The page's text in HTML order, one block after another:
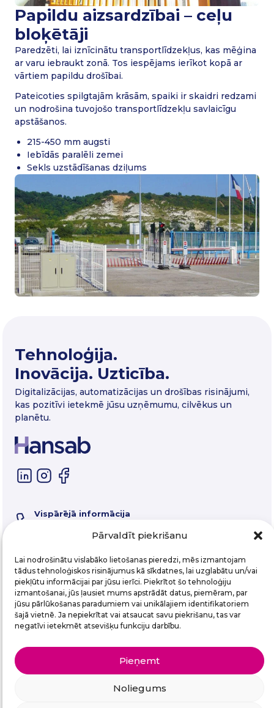
Pārvaldīt piekrišanu
Lai nodrošinātu vislabāko lietošanas pieredzi, mēs izmantojam
tādus tehnoloģiskos risinājumus kā sīkdatnes, lai uzglabātu un/vai
piekļūtu informācijai par jūsu ierīci. Piekrītot šo tehnoloģiju
izmantošanai, jūs ļausiet mums apstrādāt datus, piemēram, par
jūsu pārlūkošanas paradumiem vai unikālajiem identifikatoriem
šajā vietnē. Ja nepiekrītat vai atsaucat savu piekrišanu, tas var
negatīvi ietekmēt atsevišķu funkciju darbību.
Pieņemt
Noliegums
Papildu aizsardzībai – ceļu
bloķētāji
Paredzēti, lai iznīcinātu transportlīdzekļus, kas mēģina
ar varu iebraukt zonā. Tos iespējams ierīkot kopā ar
vārtiem papildu drošībai.
Pateicoties spilgtajām krāsām, spaiki ir skaidri redzami
un nodrošina tuvojošo transportlīdzekļu savlaicīgu
apstāšanos.
215-450 mm augsti
Iebīdās paralēli zemei
Sekls uzstādīšanas dziļums
Tehnoloģija.
Inovācija. Uzticība.
Digitalizācijas, automatizācijas un drošības risinājumi,
kas pozitīvi ietekmē jūsu uzņēmumu, cilvēkus un
planētu.
Vispārējā informācija
Servisa tālrunis
E-pasts
hansab@hansab.lv
Abonē mūsu e-pastu vēstkopu!
Email(Required)